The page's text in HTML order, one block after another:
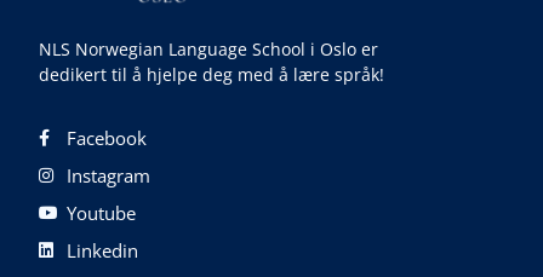
NLS Norwegian Language School i Oslo er
dedikert til å hjelpe deg med å lære språk!
Facebook
Instagram
Youtube
Linkedin